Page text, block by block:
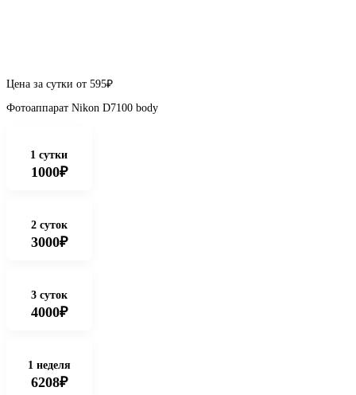
Цена за сутки от 595₽
Фотоаппарат Nikon D7100 body
1 сутки
1000₽
2 суток
3000₽
3 суток
4000₽
1 неделя
6208₽